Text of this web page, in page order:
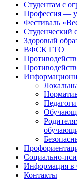
Студентам с
Профессия —
Фестиваль
Здоровый
ВФСК ГТО
Социально-
Информация
Контакты